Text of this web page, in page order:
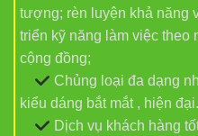
tượng; rèn luyện khả năng
triển kỹ năng làm việc theo
cộng đồng;
Chủng loại đa dạng
kiểu dáng bắt mắt , hiện đại.
Dịch vụ khách hàng